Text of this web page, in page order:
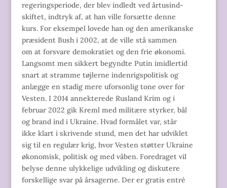
regeringsperiode, der blev indledt ved årtusind-
skiftet, indtryk af, at han ville forsætte denne
kurs. For eksempel lovede han og den amerikanske
præsident Bush i 2002, at de ville stå sammen
om at forsvare demokratiet og den frie økonomi.
Langsomt men sikkert begyndte Putin imidlertid
snart at stramme tøjlerne indenrigspolitisk og
anlægge en stadig mere uforsonlig tone over for
Vesten. I 2014 annekterede Rusland Krim og i
februar 2022 gik Kreml med militære styrker, bål
og brand ind i Ukraine. Hvad formålet var, står
ikke klart i skrivende stund, men det har udviklet
sig til en regulær krig, hvor Vesten støtter Ukraine
økonomisk, politisk og med våben. Foredraget vil
belyse denne ulykkelige udvikling og diskutere
forskellige svar på årsagerne. Der er gratis entré